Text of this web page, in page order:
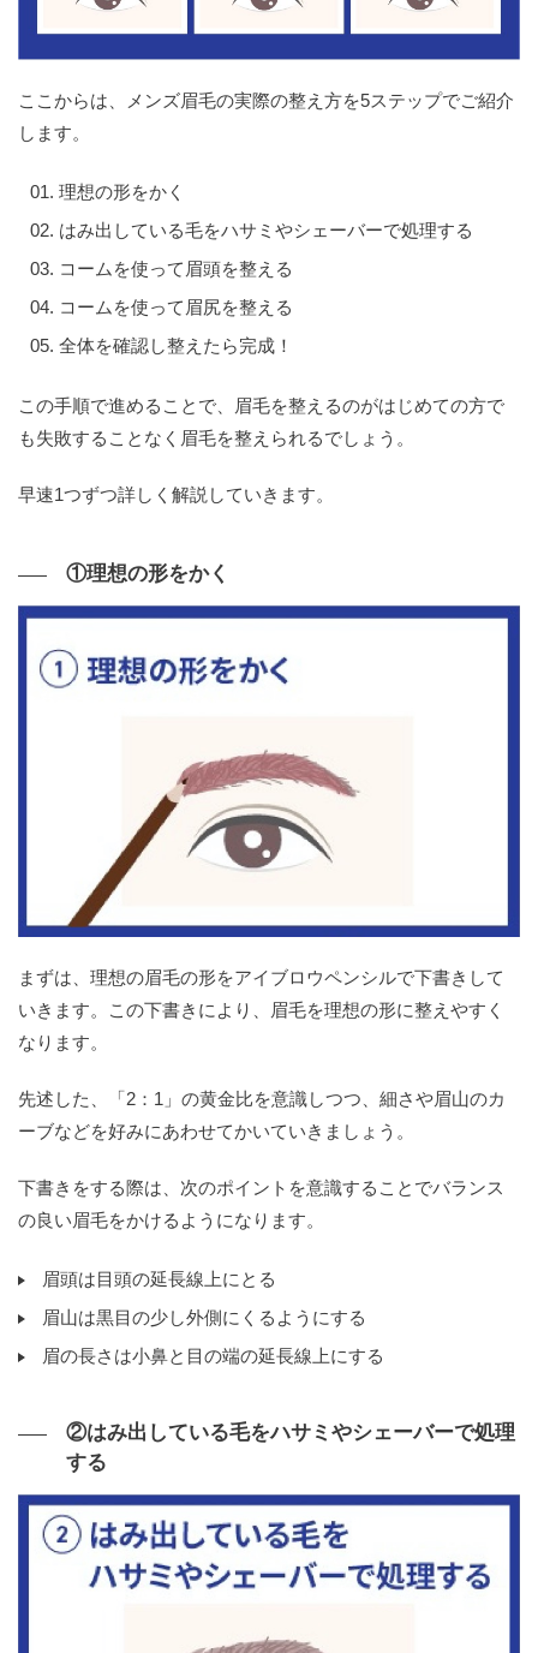
ここからは、メンズ眉毛の実際の整え方を5ステップでご紹介
します。
理想の形をかく
はみ出している毛をハサミやシェーバーで処理する
コームを使って眉頭を整える
コームを使って眉尻を整える
全体を確認し整えたら完成！
この手順で進めることで、眉毛を整えるのがはじめての方で
も失敗することなく眉毛を整えられるでしょう。
早速1つずつ詳しく解説していきます。
①理想の形をかく
まずは、理想の眉毛の形をアイブロウペンシルで下書きして
いきます。この下書きにより、眉毛を理想の形に整えやすく
なります。
先述した、「2：1」の黄金比を意識しつつ、細さや眉山のカ
ーブなどを好みにあわせてかいていきましょう。
下書きをする際は、次のポイントを意識することでバランス
の良い眉毛をかけるようになります。
眉頭は目頭の延長線上にとる
眉山は黒目の少し外側にくるようにする
眉の長さは小鼻と目の端の延長線上にする
②はみ出している毛をハサミやシェーバーで処理
する